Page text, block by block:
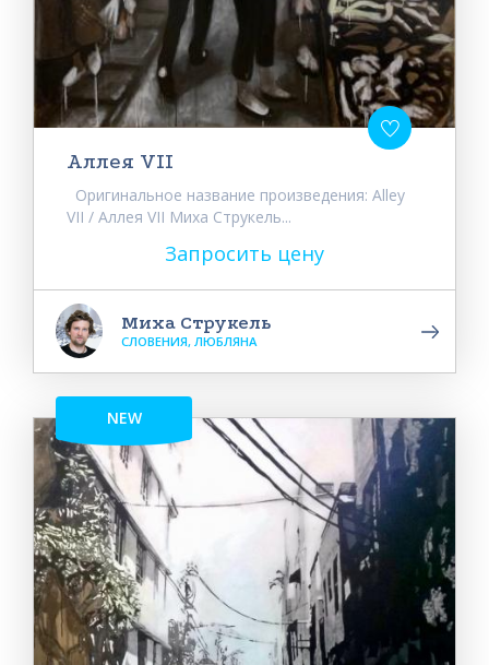
Аллея VII
Оригинальное название произведения: Alley
VII / Аллея VII Миха Струкель...
Запросить цену
Миха Струкель
СЛОВЕНИЯ, ЛЮБЛЯНА
NEW